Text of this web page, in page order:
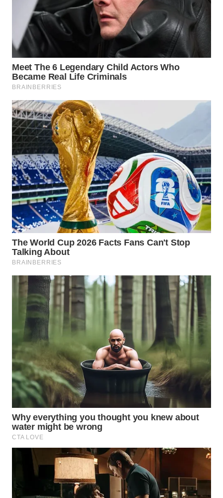
WN
TEBING
TINGGI
PAKPAK
WN
KARAWANG
WN
BEKASI
WN
BOGOR
WN
DEPOK
WN
TAPANULI
UTARA
SAMOSIR
PADANG
LAWAS
WN
SUMEDANG
WN
CIANJUR
KEPULAUAN
SERIBU